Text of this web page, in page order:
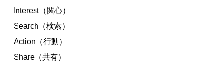
Interest（関心）
Search（検索）
Action（行動）
Share（共有）